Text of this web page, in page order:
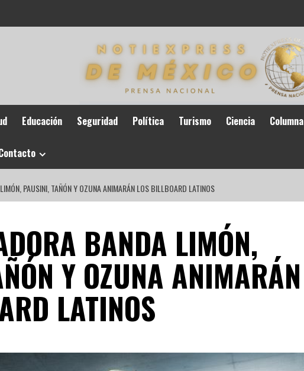
Educación Seguridad Política Turismo Ciencia Columna
PAUSINI, TAÑÓN Y OZUNA ANIMARÁN LOS BILLBOARD LATINOS
BANDA LIMÓN,
Y OZUNA ANIMARÁN
LATINOS